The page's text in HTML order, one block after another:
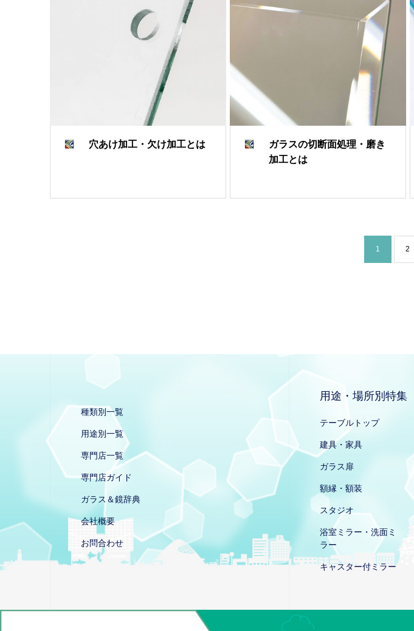
穴あけ加工・欠け加工とは
ガラスの切断面処理・磨き
加工とは
1 2
種類別一覧
用途別一覧
専門店一覧
専門店ガイド
ガラス＆鏡辞典
会社概要
お問合わせ
用途・場所別特集
テーブルトップ
建具・家具
ガラス扉
額縁・額装
スタジオ
浴室ミラー・洗面ミ
ラー
キャスター付ミラー